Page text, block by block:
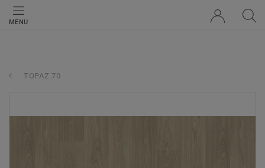
MENU
TOPAZ 70